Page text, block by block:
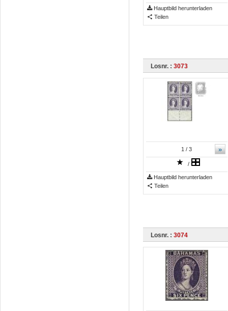
Hauptbild herunterladen
Teilen
Losnr. : 3073
»
1 / 3
/
Hauptbild herunterladen
Teilen
Losnr. : 3074